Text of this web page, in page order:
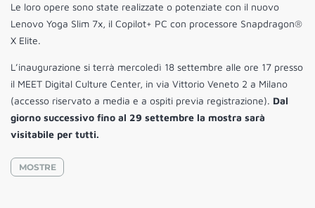
Le loro opere sono state realizzate o potenziate con il nuovo
Lenovo Yoga Slim 7x, il Copilot+ PC con processore Snapdragon®
X Elite.
L’inaugurazione si terrà mercoledì 18 settembre alle ore 17 presso
il MEET Digital Culture Center, in via Vittorio Veneto 2 a Milano
(accesso riservato a media e a ospiti previa registrazione). Dal
giorno successivo fino al 29 settembre la mostra sarà
visitabile per tutti.
MOSTRE